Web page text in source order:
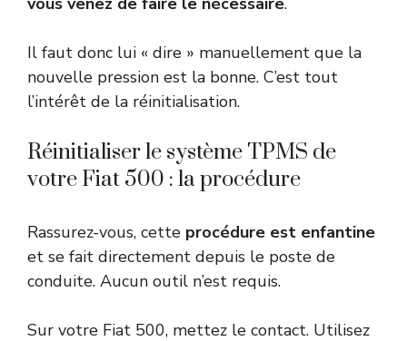
Il faut donc lui « dire » manuellement que la
nouvelle pression est la bonne. C’est tout
l’intérêt de la réinitialisation.
Réinitialiser le système TPMS de
votre Fiat 500 : la procédure
Rassurez-vous, cette procédure est enfantine
et se fait directement depuis le poste de
conduite. Aucun outil n’est requis.
Sur votre Fiat 500, mettez le contact. Utilisez